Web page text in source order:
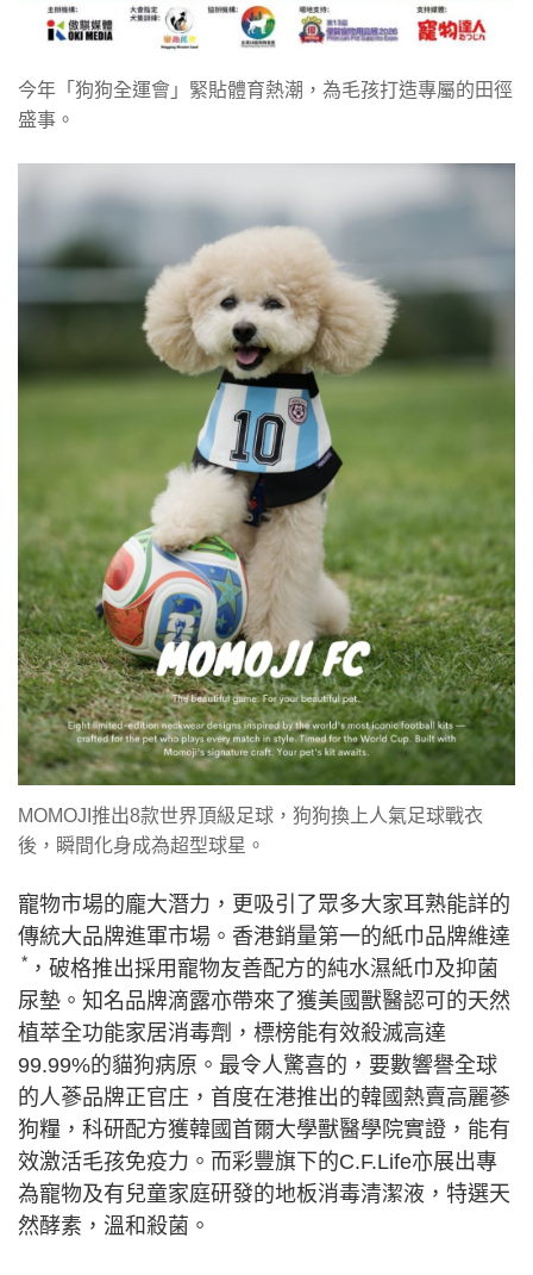
今年「狗狗全運會」緊貼體育熱潮，為毛孩打造專屬的田徑
盛事。
MOMOJI推出8款世界頂級足球，狗狗換上人氣足球戰衣
後，瞬間化身成為超型球星。
寵物市場的龐大潛力，更吸引了眾多大家耳熟能詳的
傳統大品牌進軍市場。香港銷量第一的紙巾品牌維達
* ，破格推出採用寵物友善配方的純水濕紙巾及抑菌
尿墊。知名品牌滴露亦帶來了獲美國獸醫認可的天然
植萃全功能家居消毒劑，標榜能有效殺滅高達
99.99%的貓狗病原。最令人驚喜的，要數響譽全球
的人蔘品牌正官庄，首度在港推出的韓國熱賣高麗蔘
狗糧，科研配方獲韓國首爾大學獸醫學院實證，能有
效激活毛孩免疫力。而彩豐旗下的C.F.Life亦展出專
為寵物及有兒童家庭研發的地板消毒清潔液，特選天
然酵素，溫和殺菌。